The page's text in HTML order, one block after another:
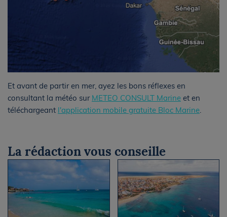
Et avant de partir en mer, ayez les bons réflexes en
consultant la météo sur METEO CONSULT Marine et en
téléchargeant l'application mobile gratuite Bloc Marine.
La rédaction vous conseille